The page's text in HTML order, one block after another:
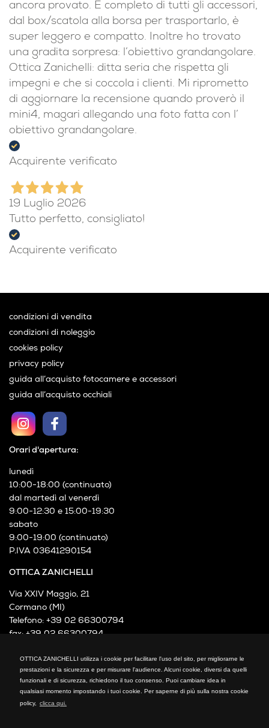
OTTICA ZANICHELLI utilizza i cookie per facilitare l'uso del sito, per migliorarne le
prestazioni e la sicurezza e per misurare l'audience. Alcuni cookie, diversi da quelli
funzionali e di sicurezza, richiedono il tuo consenso. Puoi cambiare idea in
qualsiasi momento impostando i tuoi cookie. Per saperne di più sulla nostra cookie
policy, clicca qui.
ancora provato. È completo di tutti gli accessori,
dal box/scatola alla borsa per trasportarlo, è
super leggero e compatto. Inoltre ho trovato
una gradita sorpresa: l’obiettivo grandangolare.
Ottica Zanichelli: ditta seria che rispetta gli
impegni e che si coccola i clienti. Mi riprometto
di aggiornare la recensione quando proverò il
mini4, magari allegando una foto fatta con l’
obiettivo grandangolare.
Acquirente verificato
19 Luglio 2026
Tutto perfetto, consigliato!
Acquirente verificato
OTTICA ZANICHELLI
Via XXIV Maggio, 21
Cormano (MI)
Telefono: +39 02 66300794
fax: +39 02 66300794
Orari d'apertura:
lunedì
10:00-18:00 (continuato)
dal martedì al venerdì
9:00-12:30 e 15:00-19:30
sabato
9:00-19:00 (continuato)
P.IVA 03641290154
condizioni di vendita
condizioni di noleggio
cookies policy
privacy policy
guida all’acquisto fotocamere e accessori
guida all’acquisto occhiali